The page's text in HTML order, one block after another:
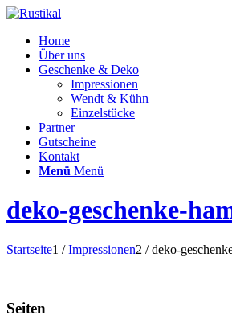
Home
Über uns
Geschenke & Deko
Impressionen
Wendt & Kühn
Einzelstücke
Partner
Gutscheine
Kontakt
Menü Menü
deko-geschenke-
Startseite1 / Impressionen2 / deko-
Seiten